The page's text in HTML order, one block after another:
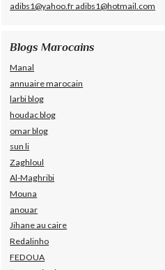
adibs1@yahoo.fr adibs1@hotmail.com
Blogs Marocains
Manal
annuaire marocain
larbi blog
houdac blog
omar blog
sun li
Zaghloul
Al-Maghribi
Mouna
anouar
Jihane au caire
Redalinho
FEDOUA